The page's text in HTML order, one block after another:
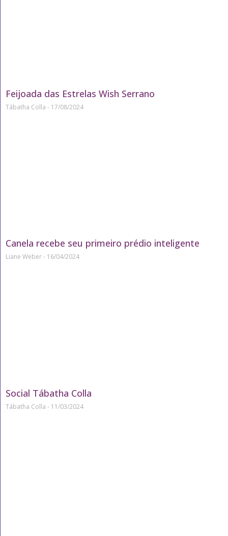
Feijoada das Estrelas Wish Serrano
Tábatha Colla 17/08/2024
Canela recebe seu primeiro prédio inteligente
Liane Weber 16/04/2024
Social Tábatha Colla
Tábatha Colla 11/03/2024